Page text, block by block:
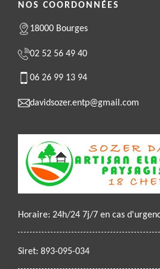
NOS COORDONNÉES
18000 Bourges
02 52 56 49 40
06 26 99 13 94
davidsozer.entp@gmail.com
Horaire: 24h/24 7j/7 en cas
Siret: 893-095-034